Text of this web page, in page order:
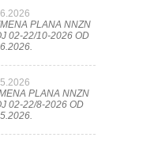
PLANA NNZN
02-22/10-2026 OD
PLANA NNZN
02-22/8-2026 OD